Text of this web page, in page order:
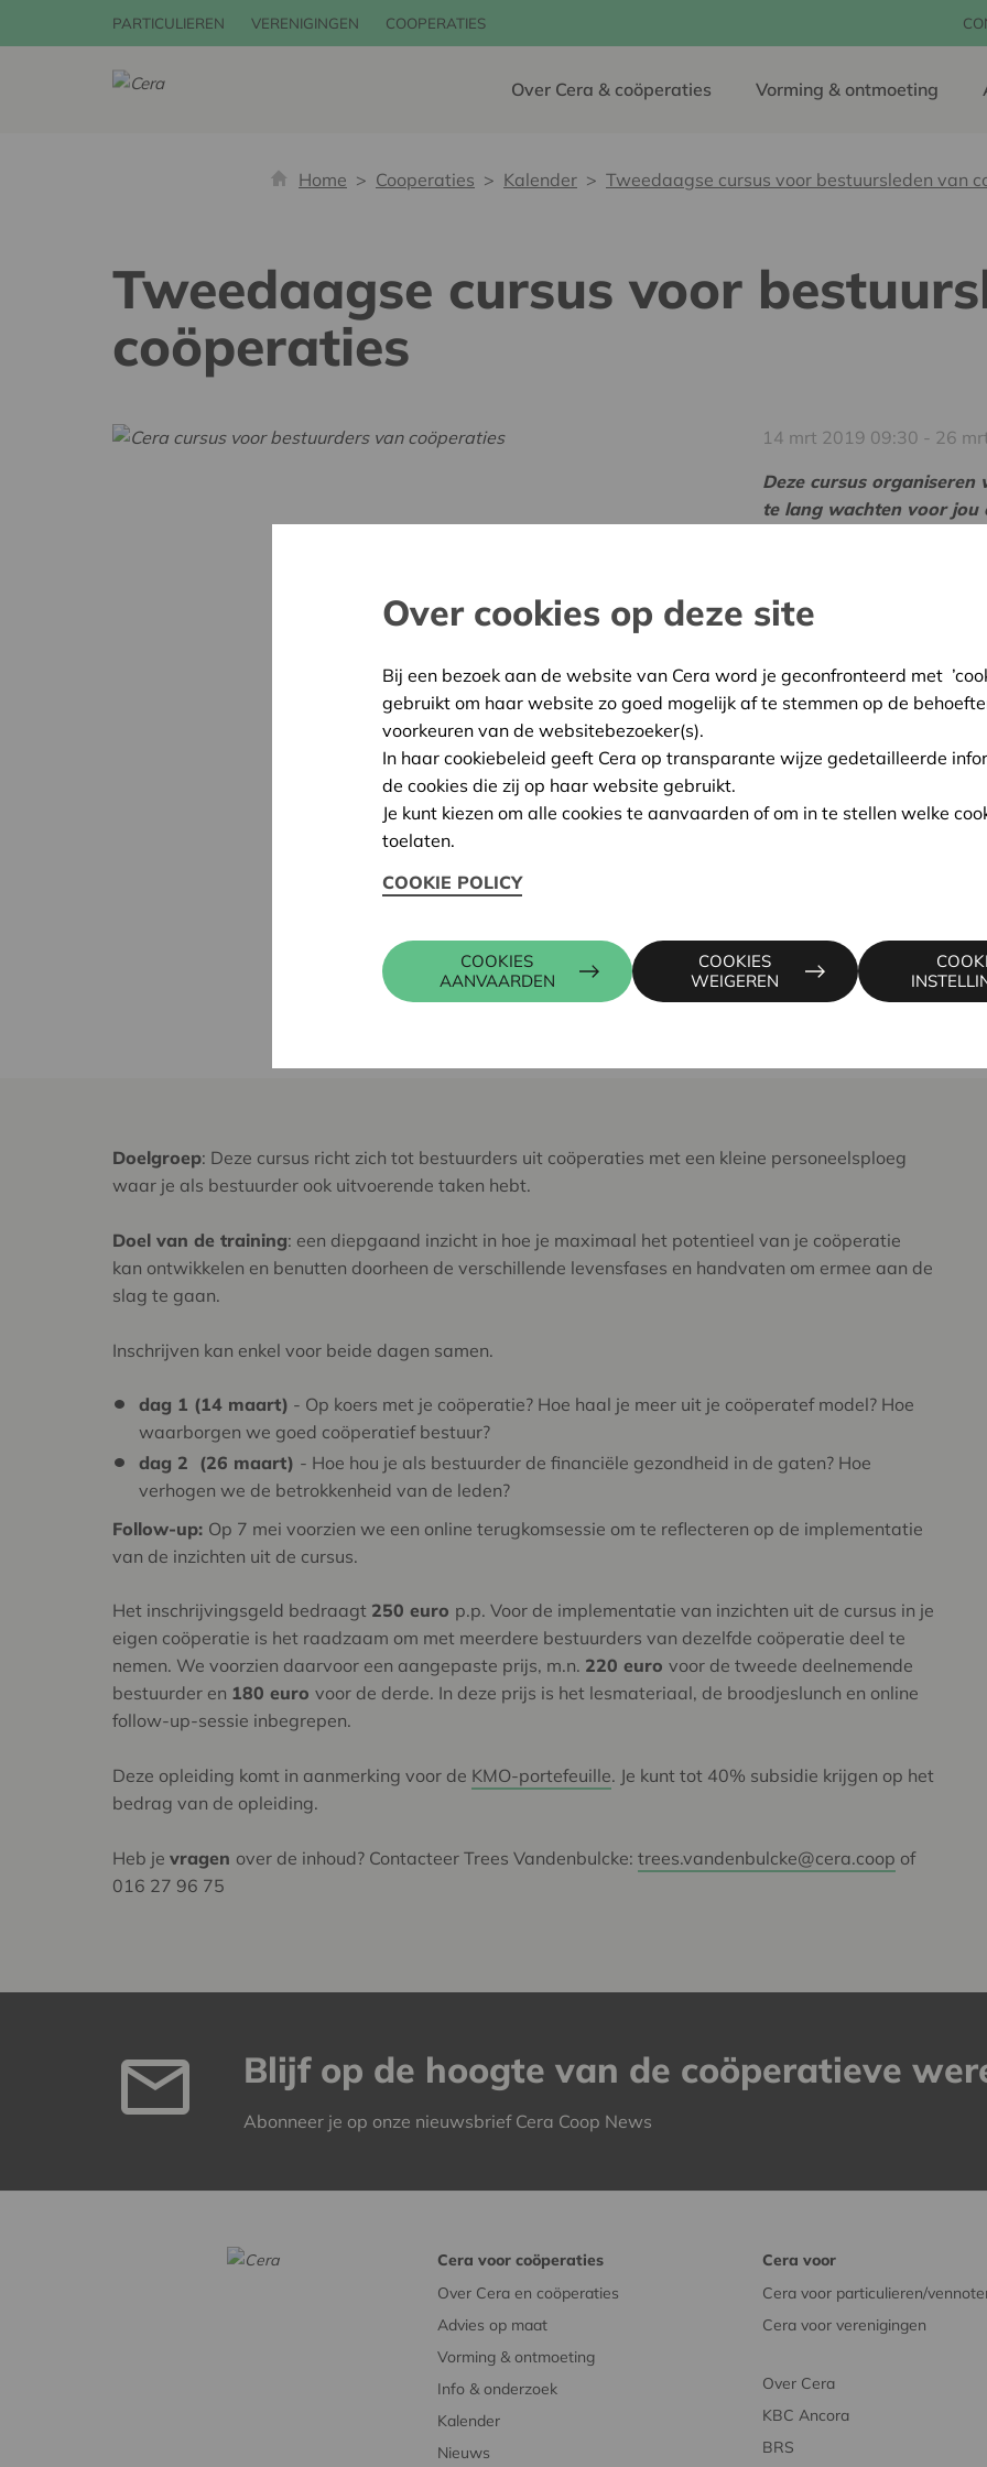
PARTICULIEREN VERENIGINGEN COOPERATIES
Over Cera & coöperaties Vorming & ontmoeting
Home Cooperaties Kalender Tweedaagse cursus voor bestuursleden van
Tweedaagse cursus voor
coöperaties
14 mrt 2019 09:30 - 26
Deze cursus
te lang wachten voor jou
De oprichting van je
gelanceerd bestaat het
dagdagelijkse werking,
kwesties die op termijn
bij vragen waar je als
niet altijd de tijd voor
gaat het met ons
ledenbetrokkenheid? En
Cera en de ervaring en
Prijs:
250 EUR -
Meer info:
Doelgroep: Deze cursus richt zich tot bestuurders uit coöperaties met een kleine personeelsploeg
waar je als bestuurder ook uitvoerende taken hebt.
Doel van de training: een diepgaand inzicht in hoe je maximaal het potentieel van je coöperatie
kan ontwikkelen en benutten doorheen de verschillende levensfases en handvaten om ermee aan de
slag te gaan.
Inschrijven kan enkel voor beide dagen samen.
dag 1 (14 maart) - Op koers met je coöperatie? Hoe haal je meer uit je coöperatef model? Hoe
waarborgen we goed coöperatief bestuur?
dag 2 (26 maart) - Hoe hou je als bestuurder de financiële gezondheid in de gaten? Hoe
verhogen we de betrokkenheid van de leden?
Follow-up: Op 7 mei voorzien we een online terugkomsessie om te reflecteren op de implementatie
van de inzichten uit de cursus.
Het inschrijvingsgeld bedraagt 250 euro p.p. Voor de implementatie van inzichten uit de cursus in je
eigen coöperatie is het raadzaam om met meerdere bestuurders van dezelfde coöperatie deel te
nemen. We voorzien daarvoor een aangepaste prijs, m.n. 220 euro voor de tweede deelnemende
bestuurder en 180 euro voor de derde. In deze prijs is het lesmateriaal, de broodjeslunch en online
follow-up-sessie inbegrepen.
Deze opleiding komt in aanmerking voor de KMO-portefeuille. Je kunt tot 40% subsidie krijgen op het
bedrag van de opleiding.
Heb je vragen over de inhoud? Contacteer Trees Vandenbulcke: trees.vandenbulcke@cera.coop of
016 27 96 75
Blijf op de hoogte van de coöperatieve
Abonneer je op onze nieuwsbrief Cera Coop News
Cera voor coöperaties
Over Cera en coöperaties
Advies op maat
Vorming & ontmoeting
Info & onderzoek
Kalender
Nieuws
Cera voor
Cera voor particulieren/
Cera voor verenigingen
Over Cera
KBC Ancora
BRS
Over cookies op deze site
Bij een bezoek aan de website van Cera word je geconfronteerd met
gebruikt om haar website zo goed mogelijk af te stemmen op de
voorkeuren van de websitebezoeker(s).
In haar cookiebeleid geeft Cera op transparante wijze gedetailleerde
de cookies die zij op haar website gebruikt.
Je kunt kiezen om alle cookies te aanvaarden of om in te stellen welke
toelaten.
COOKIE POLICY
COOKIES
AANVAARDEN
COOKIES
WEIGEREN